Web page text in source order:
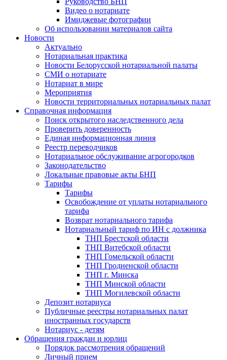
Видео о нотариате
Имиджевые фотографии
Об использовании материалов сайта
Новости
Актуально
Нотариальная практика
Новости Белорусской нотариальной палаты
СМИ о нотариате
Нотариат в мире
Мероприятия
Новости территориальных нотариальных палат
Справочная информация
Поиск открытого наследственного дела
Проверить доверенность
Единая информационная линия
Реестр переводчиков
Нотариальное обслуживание агрогородков
Законодательство
Локальные правовые акты БНП
Тарифы
Тарифы
Освобождение от уплаты нотариального
тарифа
Возврат нотариального тарифа
Нотариальный тариф по ИН с должника
ТНП Брестской области
ТНП Витебской области
ТНП Гомельской области
ТНП Гродненской области
ТНП г. Минска
ТНП Минской области
ТНП Могилевской области
Депозит нотариуса
Публичные реестры нотариальных палат
иностранных государств
Нотариус - детям
Обращения граждан и юрлиц
Порядок рассмотрения обращений
Личный прием